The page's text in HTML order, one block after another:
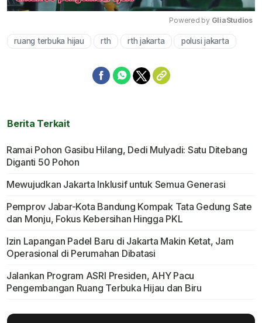
Mute
Powered by GliaStudios
ruang terbuka hijau rth rth jakarta polusi jakarta
Berita Terkait
Ramai Pohon Gasibu Hilang, Dedi Mulyadi: Satu Ditebang
Diganti 50 Pohon
Mewujudkan Jakarta Inklusif untuk Semua Generasi
Pemprov Jabar-Kota Bandung Kompak Tata Gedung Sate
dan Monju, Fokus Kebersihan Hingga PKL
Izin Lapangan Padel Baru di Jakarta Makin Ketat, Jam
Operasional di Perumahan Dibatasi
Jalankan Program ASRI Presiden, AHY Pacu
Pengembangan Ruang Terbuka Hijau dan Biru